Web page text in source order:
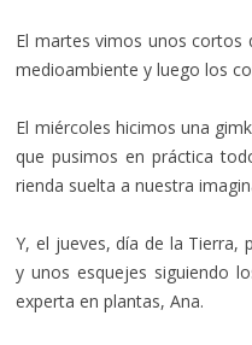
El martes vimos unos cortos
medioambiente y luego los
El miércoles hicimos una
que pusimos en práctica
rienda suelta a nuestra
Y, el jueves, día de la Tierra,
y unos esquejes siguiendo
experta en plantas, Ana.